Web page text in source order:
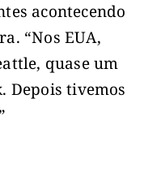
acontecendo
“Nos EUA,
quase um
Depois tivemos